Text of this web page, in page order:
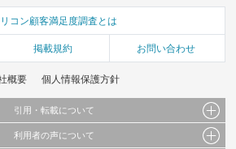
コン顧客満足度調査とは
掲載規約 お問い合わせ
概要 個人情報保護方針
引用・転載について
（文字、写真、イラスト、画像データ等）及びこれらの配
利用者の声について